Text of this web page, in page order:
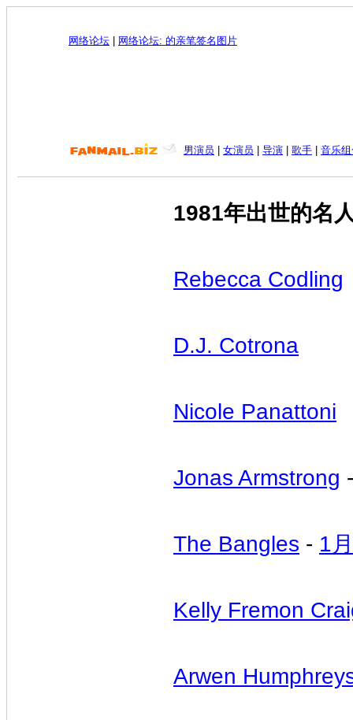
网络论坛 网络论坛: 的亲笔签名图片
男演员 女演员 导演 歌手 音乐
1981年出世的名
Rebecca Codling
D.J. Cotrona
Nicole Panattoni
Jonas Armstrong
The Bangles - 1
Kelly Fremon
Arwen